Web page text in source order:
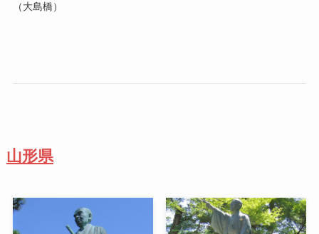
（大島橋）
山形県